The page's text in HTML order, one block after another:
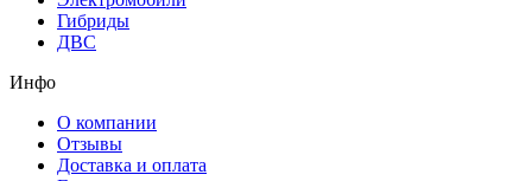
Гибриды
ДВС
Инфо
О компании
Отзывы
Доставка и оплата